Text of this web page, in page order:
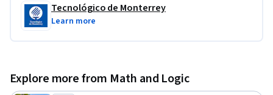
Tecnológico de Monterrey
Learn more
Explore more from Math and Logic